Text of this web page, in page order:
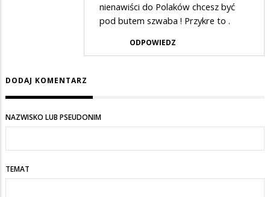
nienawiści do Polaków chcesz być
pod butem szwaba ! Przykre to .
ODPOWIEDZ
DODAJ KOMENTARZ
NAZWISKO LUB PSEUDONIM
TEMAT